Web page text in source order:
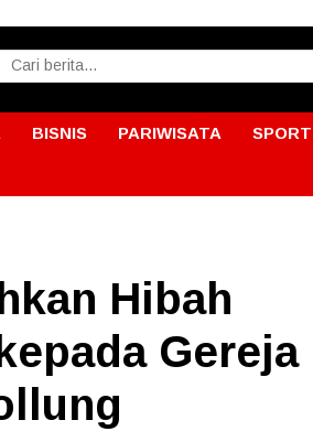
BISNIS PARIWISATA SPORT
Hibah
Gereja